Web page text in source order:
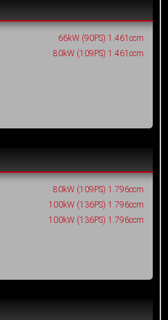
66kW (90PS) 1.461ccm
80kW (109PS) 1.461ccm
80kW (109PS) 1.796ccm
100kW (136PS) 1.796ccm
100kW (136PS) 1.796ccm